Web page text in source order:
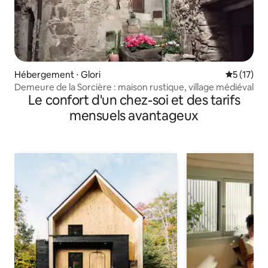
Hébergement ⋅ Glori
5 (17)
Demeure de la Sorcière : maison rustique, village médiéval
Le confort d'un chez-soi et des tarifs
mensuels avantageux